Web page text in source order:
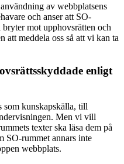
av webbplatsens
och anser att SO-
mot upphovsrätten och
att meddela oss så att vi kan ta
enligt
som kunskapskälla, till
Men vi vill
texter ska läsa dem på
SO-rummet annars inte
webbplats.